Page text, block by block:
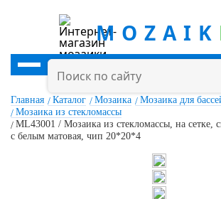
MOZAIK
Главная Каталог Мозаика
Мозаика для
Мозаика из стекломассы
ML43001 / Мозаика из стекломассы, на сетке,
с белым матовая, чип 20*20*4